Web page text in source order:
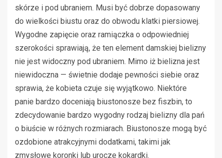
skórze i pod ubraniem. Musi być dobrze dopasowany
do wielkości biustu oraz do obwodu klatki piersiowej.
Wygodne zapięcie oraz ramiączka o odpowiedniej
szerokości sprawiają, że ten element damskiej bielizny
nie jest widoczny pod ubraniem. Mimo iż bielizna jest
niewidoczna — świetnie dodaje pewności siebie oraz
sprawia, że kobieta czuje się wyjątkowo. Niektóre
panie bardzo doceniają biustonosze bez fiszbin, to
zdecydowanie bardzo wygodny rodzaj bielizny dla pań
o biuście w różnych rozmiarach. Biustonosze mogą być
ozdobione atrakcyjnymi dodatkami, takimi jak
zmysłowe koronki lub urocze kokardki.